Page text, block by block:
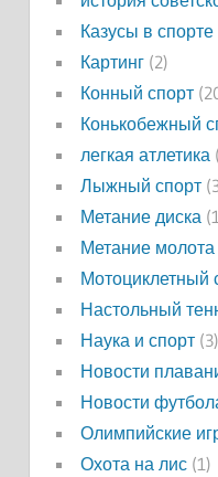
Казусы в спорте
Картинг(2)
Конный спорт
Конькобежный
легкая атлетика
Лыжный спорт
Метание диска
Метание молота
Мотоциклетный
Настольный
Наука и спорт(3)
Новости
Новости
Олимпийские
Охота на лис(1)